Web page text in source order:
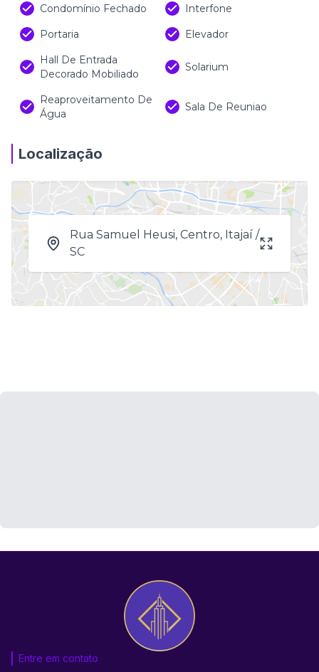
Condomínio Fechado
Interfone
Portaria
Elevador
Hall De Entrada
Decorado Mobiliado
Solarium
Reaproveitamento De
Água
Sala De Reuniao
Localização
Rua Samuel Heusi, Centro, Itajaí /
SC
Entre em contato